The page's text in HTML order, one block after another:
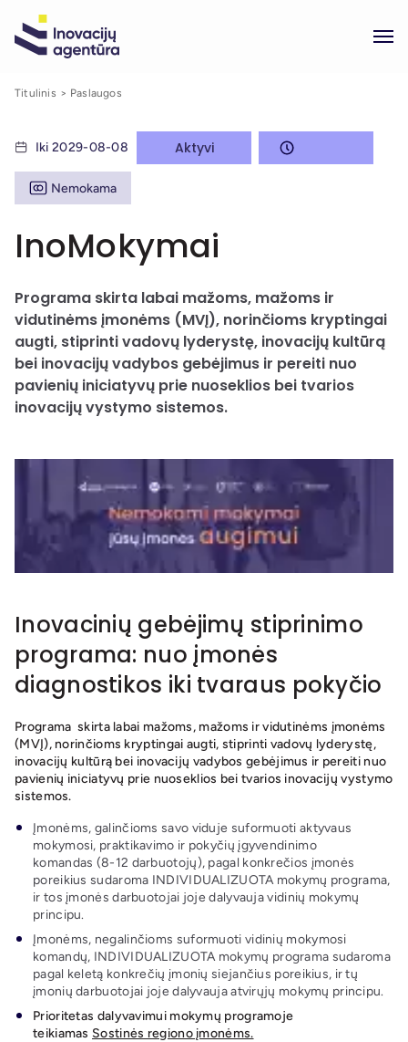
Titulinis Paslaugos
Iki 2029-08-08 Aktyvi
Nemokama
InoMokymai
Programa skirta labai mažoms, mažoms ir
vidutinėms įmonėms (MVĮ), norinčioms kryptingai
augti, stiprinti vadovų lyderystę, inovacijų kultūrą
bei inovacijų vadybos gebėjimus ir pereiti nuo
pavienių iniciatyvų prie nuoseklios bei tvarios
inovacijų vystymo sistemos.
Inovacinių gebėjimų stiprinimo
programa: nuo įmonės
diagnostikos iki tvaraus pokyčio
Programa skirta labai mažoms, mažoms ir vidutinėms įmonėms
(MVĮ), norinčioms kryptingai augti, stiprinti vadovų lyderystę,
inovacijų kultūrą bei inovacijų vadybos gebėjimus ir pereiti nuo
pavienių iniciatyvų prie nuoseklios bei tvarios inovacijų vystymo
sistemos.
Įmonėms, galinčioms savo viduje suformuoti aktyvaus
mokymosi, praktikavimo ir pokyčių įgyvendinimo
komandas (8-12 darbuotojų), pagal konkrečios įmonės
poreikius sudaroma INDIVIDUALIZUOTA mokymų programa,
ir tos įmonės darbuotojai joje dalyvauja vidinių mokymų
principu.
Įmonėms, negalinčioms suformuoti vidinių mokymosi
komandų, INDIVIDUALIZUOTA mokymų programa sudaroma
pagal keletą konkrečių įmonių siejančius poreikius, ir tų
įmonių darbuotojai joje dalyvauja atvirųjų mokymų principu.
Prioritetas dalyvavimui mokymų programoje
teikiamas Sostinės regiono įmonėms.